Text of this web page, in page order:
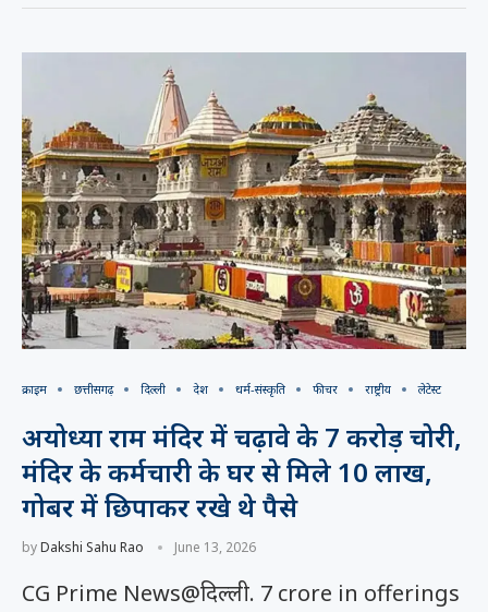
क्राइम छत्तीसगढ़ दिल्ली देश धर्म-संस्कृति फीचर राष्ट्रीय लेटेस्ट
अयोध्या राम मंदिर में चढ़ावे के 7 करोड़ चोरी,
मंदिर के कर्मचारी के घर से मिले 10 लाख,
गोबर में छिपाकर रखे थे पैसे
byDakshi Sahu Rao June 13, 2026
CG Prime News@दिल्ली. 7 crore in offerings